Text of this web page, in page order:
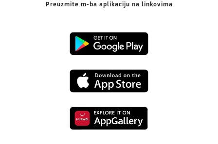
Preuzmite m-ba aplikaciju na linkovima
Preuzmi
s
Google
Playa
Preuzmi
s
App
Preuzmi